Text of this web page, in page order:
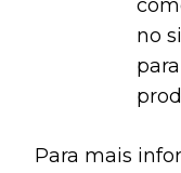
no
Para mais